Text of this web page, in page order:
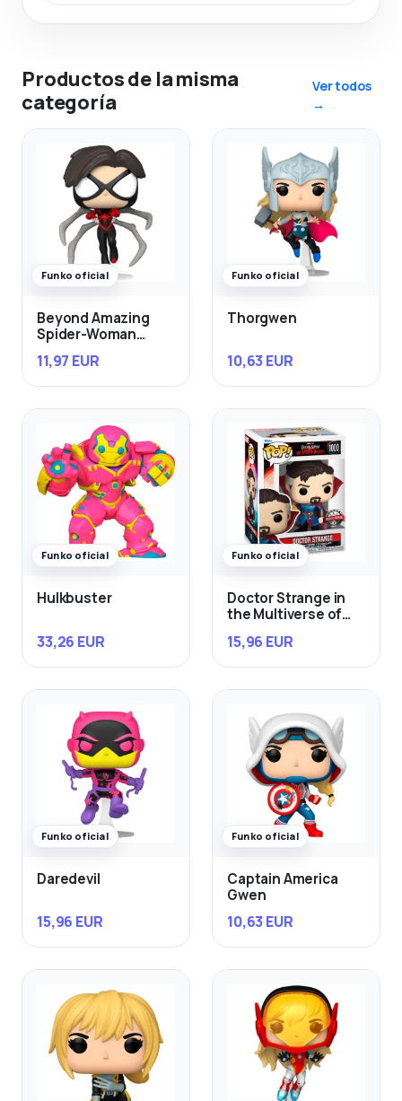
Productos de la misma
categoría
Ver todos
→
Funko oficial
Beyond Amazing
Spider-Woman
Exclusivo
11,97 EUR
Funko oficial
Thorgwen
10,63 EUR
Funko oficial
Hulkbuster
33,26 EUR
Funko oficial
Doctor Strange in
the Multiverse of
15,96 EUR
Funko oficial
Daredevil
15,96 EUR
Funko oficial
Captain America
Gwen
10,63 EUR